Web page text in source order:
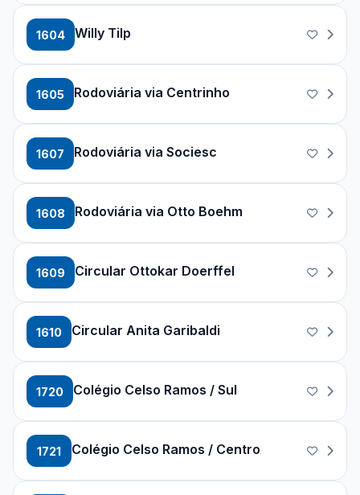
1604 Willy Tilp
1605 Rodoviária via Centrinho
1607 Rodoviária via Sociesc
1608 Rodoviária via Otto Boehm
1609 Circular Ottokar Doerffel
1610 Circular Anita Garibaldi
1720 Colégio Celso Ramos / Sul
1721 Colégio Celso Ramos / Centro